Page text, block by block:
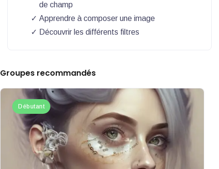
de champ
Apprendre à composer une image
Découvrir les différents filtres
Groupes recommandés
Débutant